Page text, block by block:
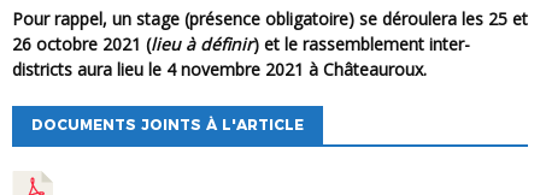
Pour rappel, un stage (présence obligatoire) se déroulera les 25 et
26 octobre 2021 (lieu à définir) et le rassemblement inter-
districts aura lieu le 4 novembre 2021 à Châteauroux.
DOCUMENTS JOINTS À L'ARTICLE